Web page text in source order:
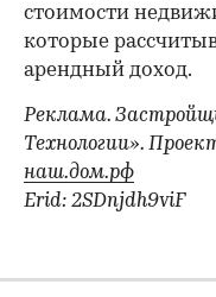
стоимости
которые
арендный доход.
Реклама.
Технологии».
наш.дом.рф
Erid: 2SDnjdh9viF